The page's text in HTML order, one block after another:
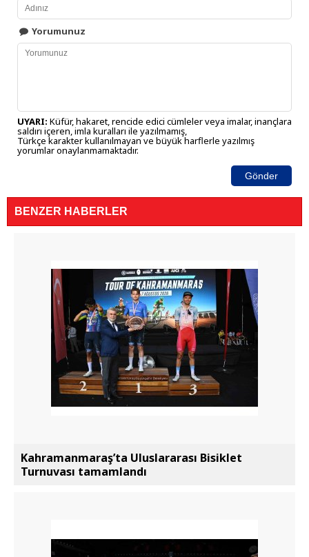
Yorumunuz
UYARI: Küfür, hakaret, rencide edici cümleler veya imalar, inançlara
saldırı içeren, imla kuralları ile yazılmamış,
Türkçe karakter kullanılmayan ve büyük harflerle yazılmış
yorumlar onaylanmamaktadır.
Gönder
BENZER HABERLER
Kahramanmaraş’ta Uluslararası Bisiklet
Turnuvası tamamlandı